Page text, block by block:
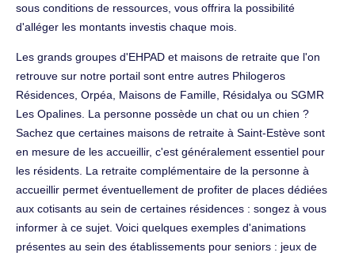
sous conditions de ressources, vous offrira la possibilité
d'alléger les montants investis chaque mois.
Les grands groupes d'EHPAD et maisons de retraite que l'on
retrouve sur notre portail sont entre autres Philogeros
Résidences, Orpéa, Maisons de Famille, Résidalya ou SGMR
Les Opalines. La personne possède un chat ou un chien ?
Sachez que certaines maisons de retraite à Saint-Estève sont
en mesure de les accueillir, c'est généralement essentiel pour
les résidents. La retraite complémentaire de la personne à
accueillir permet éventuellement de profiter de places dédiées
aux cotisants au sein de certaines résidences : songez à vous
informer à ce sujet. Voici quelques exemples d'animations
présentes au sein des établissements pour seniors : jeux de